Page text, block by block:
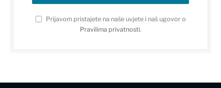
Prijavom pristajete na naše uvjete i naš ugovor o
Pravilima privatnosti.